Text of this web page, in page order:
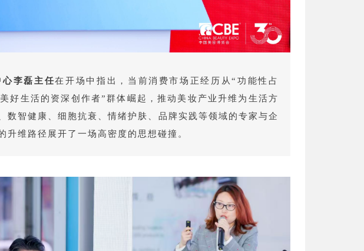
心李磊主任在开场中指出，当前消费市场正经历从“功能性占
好生活的资深创作者”群体崛起，推动美妆产业升维为生活方
数智健康、细胞抗衰、情绪护肤、品牌实践等领域的专家与企
升维路径展开了一场高密度的思想碰撞。